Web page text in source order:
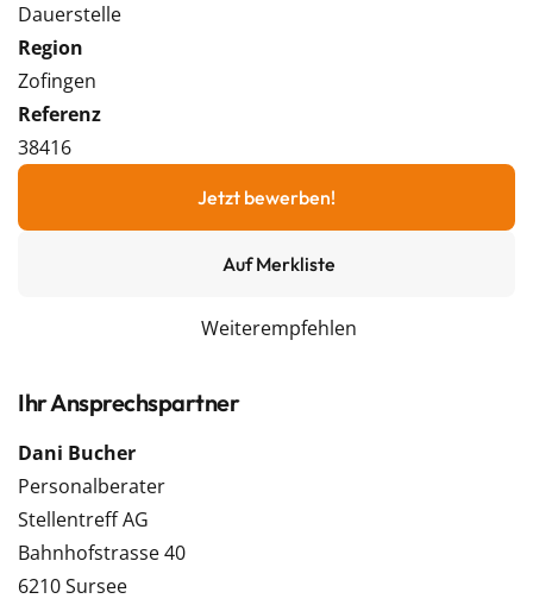
Dauerstelle
Region
Zofingen
Referenz
38416
Jetzt bewerben!
Auf Merkliste
Weiterempfehlen
Ihr Ansprechspartner
Dani Bucher
Personalberater
Stellentreff AG
Bahnhofstrasse 40
6210 Sursee